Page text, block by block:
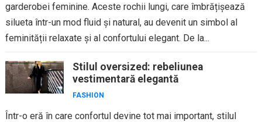
garderobei feminine. Aceste rochii lungi, care îmbrățișează
silueta într-un mod fluid și natural, au devenit un simbol al
feminității relaxate și al confortului elegant. De la...
Stilul oversized: rebeliunea
vestimentară elegantă
FASHION
Într-o eră în care confortul devine tot mai important, stilul